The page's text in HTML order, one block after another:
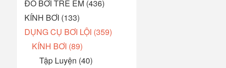
ĐỒ BƠI TRẺ EM (436)
KÍNH BƠI (133)
DỤNG CỤ BƠI LỘI (359)
KÍNH BƠI (89)
Tập Luyện (40)